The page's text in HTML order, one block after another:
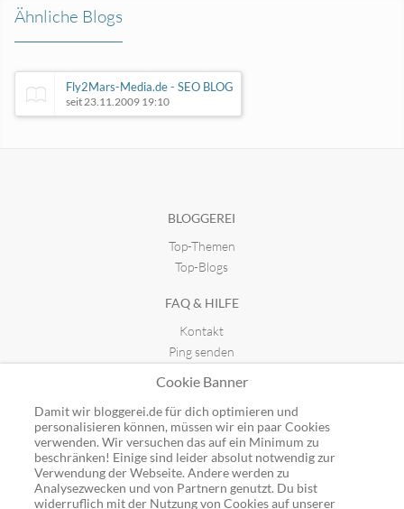
Ähnliche Blogs
Fly2Mars-Media.de - SEO BLOG
seit 23.11.2009 19:10
BLOGGEREI
Top-Themen
Top-Blogs
FAQ & HILFE
Kontakt
Ping senden
GUTSCHEINE
Top-Gutscheine
Alle Shops
Cookie Banner
Damit wir bloggerei.de für dich optimieren und
personalisieren können, müssen wir ein paar Cookies
verwenden. Wir versuchen das auf ein Minimum zu
beschränken! Einige sind leider absolut notwendig zur
Verwendung der Webseite. Andere werden zu
Analysezwecken und von Partnern genutzt. Du bist
widerruflich mit der Nutzung von Cookies auf unserer